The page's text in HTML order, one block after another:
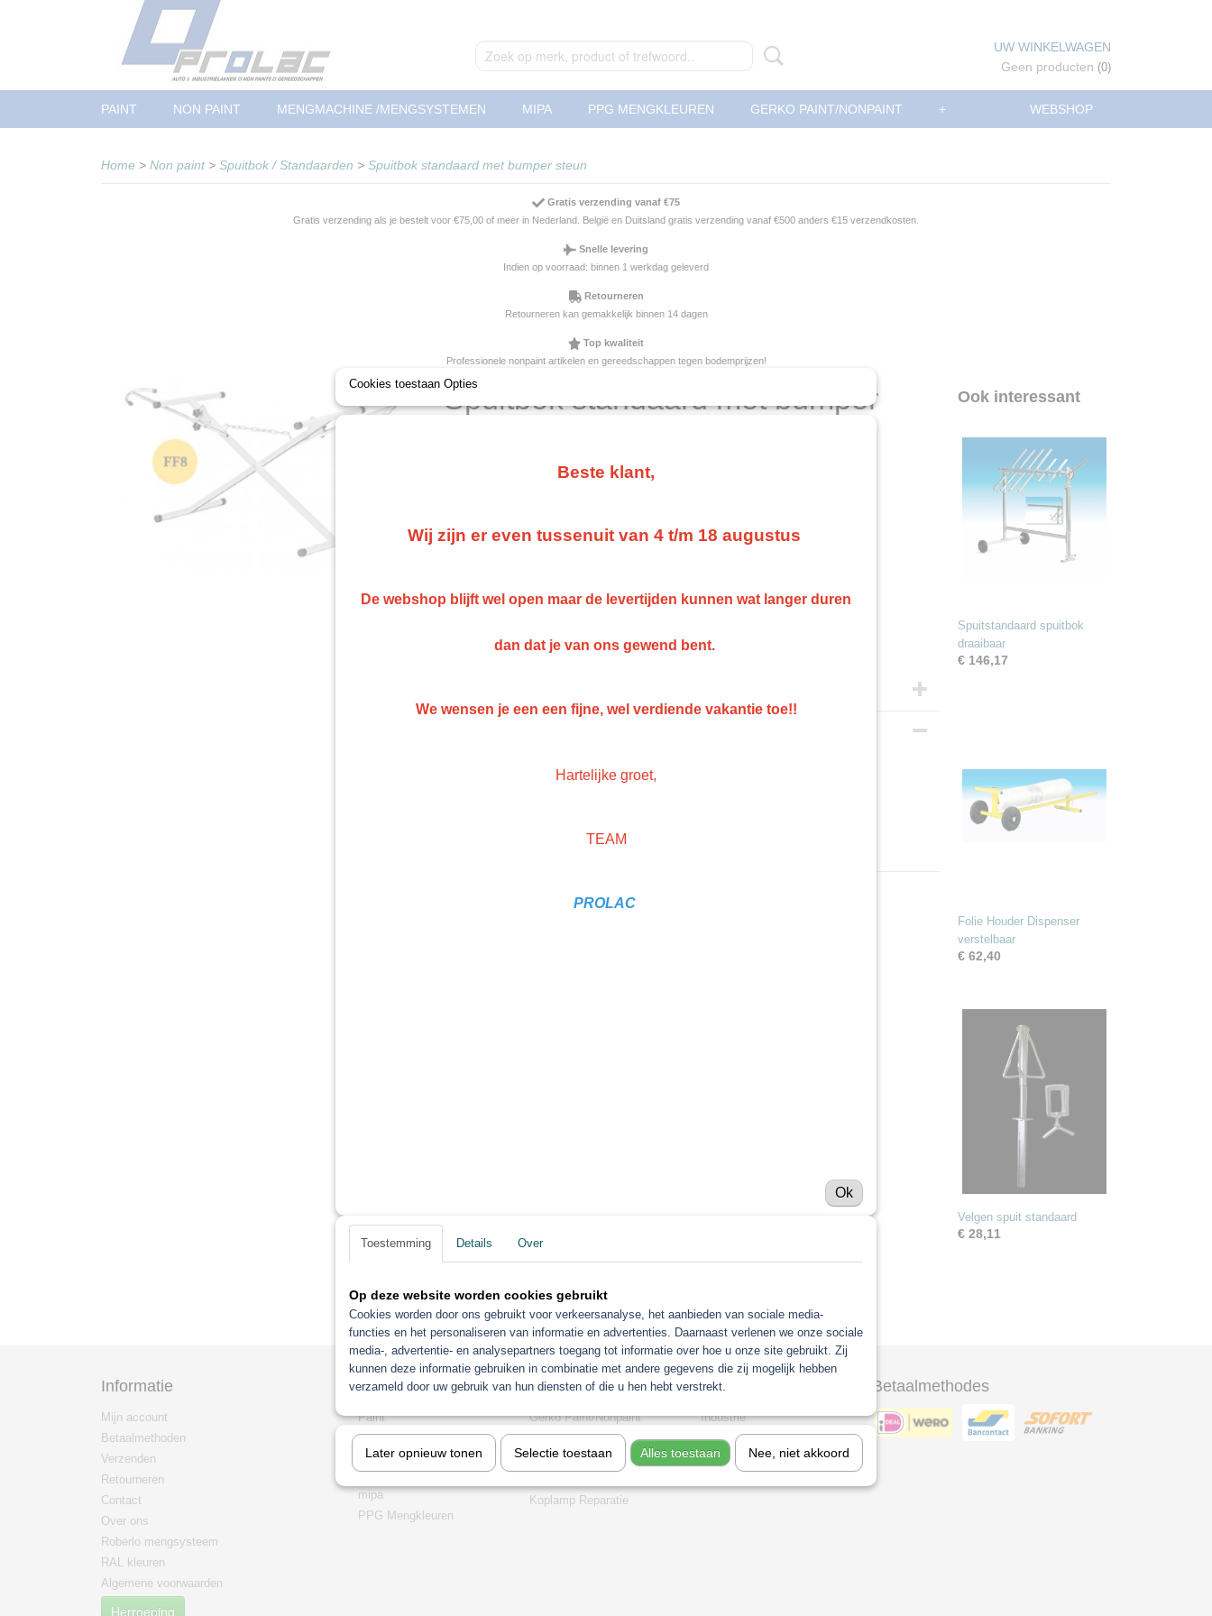
UW WINKELWAGEN
Geen producten (0)
WEBSHOP
PAINT NON PAINT MENGMACHINE /MENGSYSTEMEN MIPA PPG MENGKLEUREN GERKO PAINT/NONPAINT +
Home > Non paint> Spuitbok / Standaarden > Spuitbok standaard met bumper steun
Gratis verzending vanaf €75
Gratis verzending als je bestelt voor €75,00 of meer in Nederland. België en Duitsland gratis verzending vanaf €500 anders €15 verzendkosten.
Snelle levering
Indien op voorraad: binnen 1 werkdag geleverd
Retourneren
Retourneren kan gemakkelijk binnen 14 dagen
Top kwaliteit
Professionele nonpaint artikelen en gereedschappen tegen bodemprijzen!
Spuitbok standaard met bumper
(exclusief btw 21%)
Aantal
Netto gewicht
Ook interessant
Spuitstandaard spuitbok
draaibaar
€ 146,17
Folie Houder Dispenser
verstelbaar
€ 62,40
Velgen spuit standaard
€ 28,11
Informatie
Mijn account
Betaalmethoden
Verzenden
Retourneren
Contact
Over ons
Roberlo mengsysteem
RAL kleuren
Algemene voorwaarden
Herroeping
Categorieën
Paint
Non paint
mengmachine
/mengsystemen
mipa
PPG Mengkleuren
Gerko Paint/Nonpaint
Motip
Troton
Koplamp Reparatie
Industrie
Sagola verfspuitpistool
stofzuigers
Betaalmethodes
Cookies toestaan Opties
Beste klant,
Wij zijn er even tussenuit van 4 t/m 18 augustus
De webshop blijft wel open maar de levertijden kunnen wat langer duren
dan dat je van ons gewend bent.
We wensen je een een fijne, wel verdiende vakantie toe!!
Hartelijke groet,
TEAM
PROLAC
Ok
Toestemming Details Over
Op deze website worden cookies gebruikt
Cookies worden door ons gebruikt voor verkeersanalyse, het aanbieden van sociale media-
functies en het personaliseren van informatie en advertenties. Daarnaast verlenen we onze sociale
media-, advertentie- en analysepartners toegang tot informatie over hoe u onze site gebruikt. Zij
kunnen deze informatie gebruiken in combinatie met andere gegevens die zij mogelijk hebben
verzameld door uw gebruik van hun diensten of die u hen hebt verstrekt.
Later opnieuw tonen Selectie toestaan Alles toestaan Nee, niet akkoord